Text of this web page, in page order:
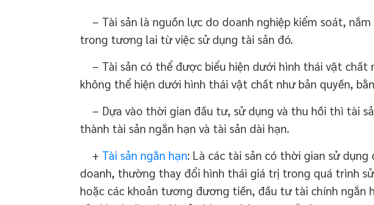
– Tài sản là nguồn lực do doanh nghiệp kiểm soát,
trong tương lai từ việc sử dụng tài sản đó.
– Tài sản có thể được biểu hiện dưới hình thái vật chất
không thể hiện dưới hình thái vật chất như bản quyền,
– Dựa vào thời gian đầu tư, sử dụng và thu hồi thì tài
thành tài sản ngắn hạn và tài sản dài hạn.
+ Tài sản ngắn hạn: Là các tài sản có thời gian sử
doanh, thường thay đổi hình thái giá trị trong quá trình
hoặc các khoản tương đương tiền, đầu tư tài chính ngắn